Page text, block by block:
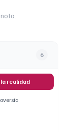
6
realidad